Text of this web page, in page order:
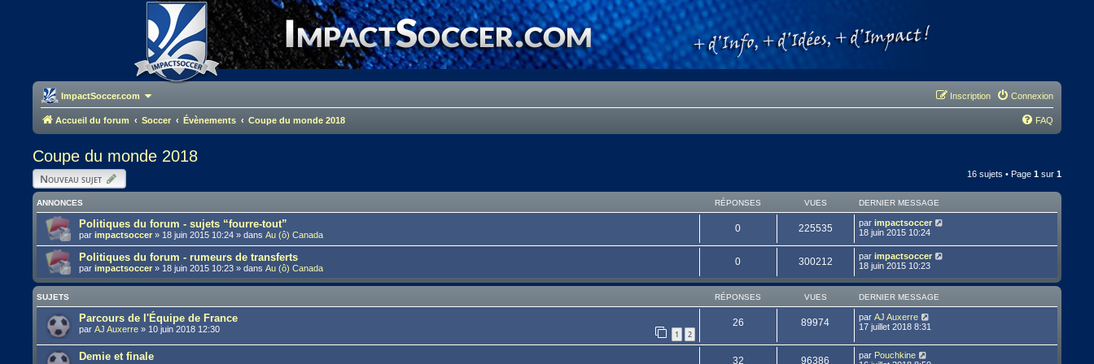
ImpactSoccer.com Connexion
Inscription
Accueil du forum Soccer Évènements Coupe du monde 2018 FAQ
Coupe du monde 2018
Nouveau sujet 16 sujets • Page 1sur 1
ANNONCES RÉPONSES VUES DERNIER MESSAGE
Politiques du forum - sujets “fourre-tout”
parimpactsoccer » 18 juin 2015 10:24 » dansAu (ô) Canada
0 225535 par impactsoccer
18 juin 2015 10:24
Politiques du forum - rumeurs de transferts
parimpactsoccer » 18 juin 2015 10:23 » dansAu (ô) Canada
0 300212 par impactsoccer
18 juin 2015 10:23
SUJETS RÉPONSES VUES DERNIER MESSAGE
Parcours de l'Équipe de France
parAJ Auxerre » 10 juin 2018 12:30 1 2
26 89974 par AJ Auxerre
17 juillet 2018 8:31
Demie et finale 32 96386 par Pouchkine